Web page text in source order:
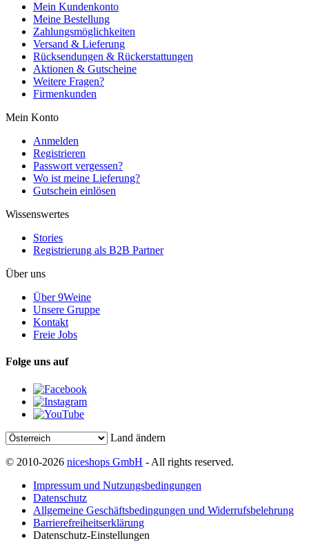
Mein Kundenkonto
Meine Bestellung
Zahlungsmöglichkeiten
Versand & Lieferung
Rücksendungen & Rückerstattungen
Aktionen & Gutscheine
Weitere Fragen?
Firmenkunden
Mein Konto
Anmelden
Registrieren
Passwort vergessen?
Wo ist meine Lieferung?
Gutschein einlösen
Wissenswertes
Stories
Registrierung als B2B Partner
Über uns
Über 9Weine
Unsere Gruppe
Kontakt
Freie Jobs
Folge uns auf
Land ändern
© 2010-2026 niceshops GmbH - All rights reserved.
Impressum und Nutzungsbedingungen
Datenschutz
Allgemeine Geschäftsbedingungen und Widerrufsbelehrung
Barrierefreiheitserklärung
Datenschutz-Einstellungen